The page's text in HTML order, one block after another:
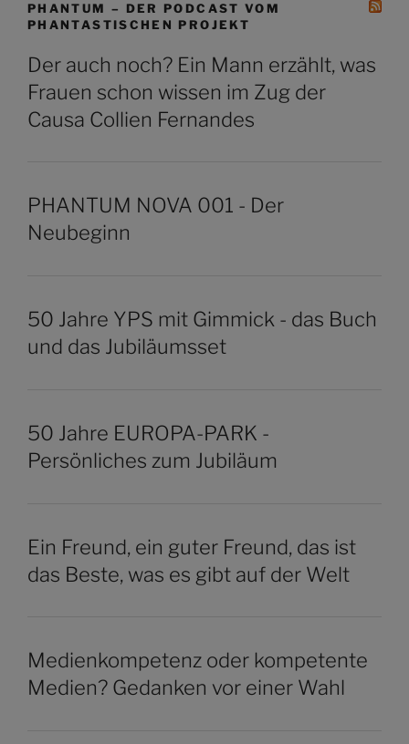
PHANTUM – DER PODCAST VOM
PHANTASTISCHEN PROJEKT
Der auch noch? Ein Mann erzählt, was
Frauen schon wissen im Zug der
Causa Collien Fernandes
PHANTUM NOVA 001 - Der
Neubeginn
50 Jahre YPS mit Gimmick - das Buch
und das Jubiläumsset
50 Jahre EUROPA-PARK -
Persönliches zum Jubiläum
Ein Freund, ein guter Freund, das ist
das Beste, was es gibt auf der Welt
Medienkompetenz oder kompetente
Medien? Gedanken vor einer Wahl